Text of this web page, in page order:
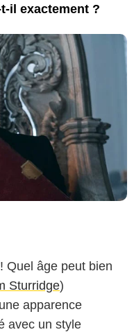
il exactement ?
Quel âge peut bien
Sturridge)
apparence
avec un style